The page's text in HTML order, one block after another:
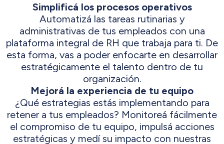
Simplificá los procesos operativos
Automatizá las tareas rutinarias y
administrativas de tus empleados con una
plataforma integral de RH que trabaja para ti. De
esta forma, vas a poder enfocarte en desarrollar
estratégicamente el talento dentro de tu
organización.
Mejorá la experiencia de tu equipo
¿Qué estrategias estás implementando para
retener a tus empleados? Monitoreá fácilmente
el compromiso de tu equipo, impulsá acciones
estratégicas y medí su impacto con nuestras